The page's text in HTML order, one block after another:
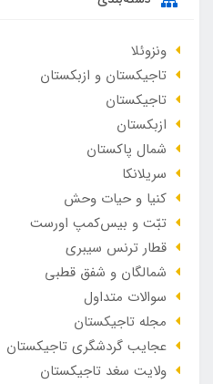
ونزوئلا
تاجیکستان و ازبکستان
تاجیکستان
ازبکستان
شمال پاکستان
سریلانکا
کنیا و حیات وحش
تبّت و بیس‌کمپ اورست
قطار ترنس سیبری
شمالگان و شفق قطبی
سوالات متداول
مجله تاجیکستان
عجایب گردشگری تاجیکستان
ولایت سغد تاجیکستان